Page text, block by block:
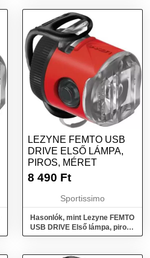
LEZYNE FEMTO USB
DRIVE ELSŐ LÁMPA,
PIROS, MÉRET
8 490 Ft
Sportissimo
Hasonlók, mint Lezyne FEMTO
USB DRIVE Első lámpa, piros,
méret